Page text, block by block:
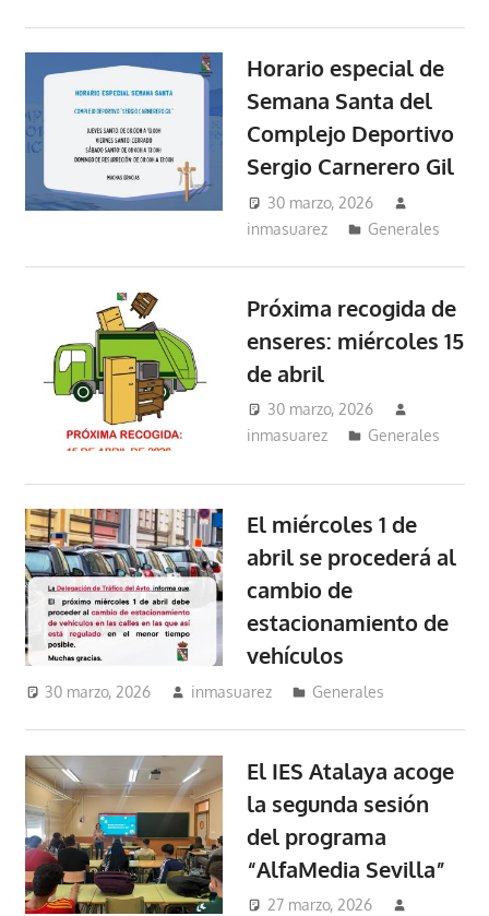
Horario especial de
Semana Santa del
Complejo Deportivo
Sergio Carnerero Gil
30 marzo, 2026
inmasuarez
Generales
Próxima recogida de
enseres: miércoles 15
de abril
30 marzo, 2026
inmasuarez
Generales
El miércoles 1 de
abril se procederá al
cambio de
estacionamiento de
vehículos
30 marzo, 2026 inmasuarez Generales
El IES Atalaya acoge
la segunda sesión
del programa
“AlfaMedia Sevilla”
27 marzo, 2026